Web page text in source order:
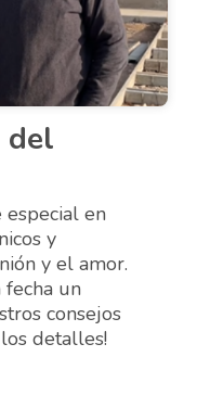
del
en
y
y el amor.
fecha un
consejos
detalles!